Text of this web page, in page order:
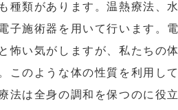
種類があります。温熱療法、
子施術器を用いて行います。
怖い気がしますが、私たちの
このような体の性質を利用し
法は全身の調和を保つのに役